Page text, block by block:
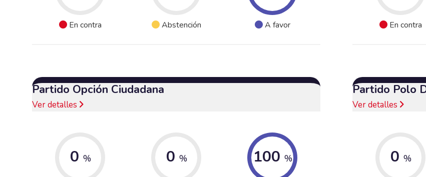
En contra Abstención A favor En contra
Partido Opción Ciudadana
Ver detalles
0 % 0 % 100 %
Partido Polo
Ver detalles
0 %